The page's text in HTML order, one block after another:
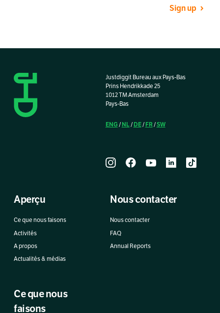
Sign up
Justdiggit Bureau aux Pays-Bas
Prins Hendrikkade 25
1012 TM Amsterdam
Pays-Bas
ENG / NL/ DE/ FR/SW
Aperçu
Ce que nous faisons
Activités
A propos
Actualités & médias
Nous contacter
Nous contacter
FAQ
Annual Reports
Ce que nous
faisons